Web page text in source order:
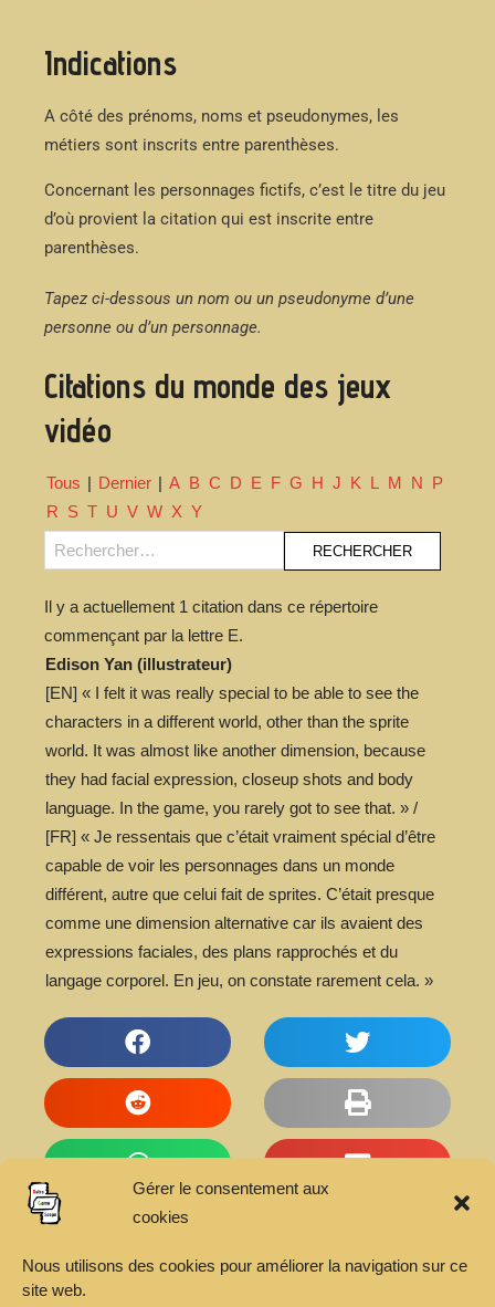
Gérer le consentement aux
cookies
Nous utilisons des cookies pour améliorer la navigation sur ce
site web.
Indications
A côté des prénoms, noms et pseudonymes, les
métiers sont inscrits entre parenthèses.
Concernant les personnages fictifs, c’est le titre du jeu
d’où provient la citation qui est inscrite entre
parenthèses.
Tapez ci-dessous un nom ou un pseudonyme d’une
personne ou d’un personnage.
Citations du monde des jeux
vidéo
Tous | Dernier | A B C D E F G H J K L M N P
R S T U V W X Y
Il y a actuellement 1 citation dans ce répertoire
commençant par la lettre E.
Edison Yan (illustrateur)
[EN] « I felt it was really special to be able to see the
characters in a different world, other than the sprite
world. It was almost like another dimension, because
they had facial expression, closeup shots and body
language. In the game, you rarely got to see that. » /
[FR] « Je ressentais que c’était vraiment spécial d’être
capable de voir les personnages dans un monde
différent, autre que celui fait de sprites. C’était presque
comme une dimension alternative car ils avaient des
expressions faciales, des plans rapprochés et du
langage corporel. En jeu, on constate rarement cela. »